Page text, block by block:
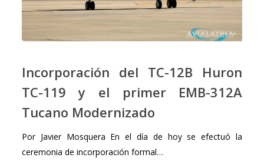
TC-
12B
Huron
119
y
Incorporación del TC-12B Huron
TC-119 y el primer EMB-312A
Tucano Modernizado
Por Javier Mosquera En el día de hoy se efectuó la
ceremonia de incorporación formal…